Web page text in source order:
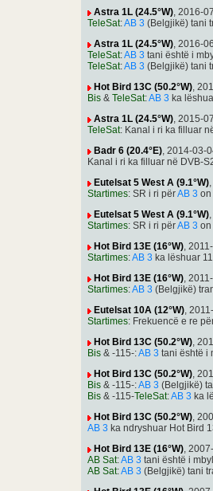
Astra 1L (24.5°W), 2016-
TeleSat:AB 3 (Belgjikë) tani
Astra 1L (24.5°W), 2016-
TeleSat:AB 3 tani është i
TeleSat:AB 3 (Belgjikë) tani
Hot Bird 13C (50.2°W),
Bis & TeleSat:AB 3 ka
Astra 1L (24.5°W), 2015-
TeleSat: Kanal i ri ka filluar
Badr 6 (20.4°E), 2014-03-
Kanal i ri ka filluar në DVB-
Eutelsat 5 West A (9.1°W)
Startimes: SR i ri përAB 3 on
Eutelsat 5 West A (9.1°W)
Startimes: SR i ri përAB 3 on
Hot Bird 13E (16°W),
Startimes:AB 3 ka lëshuar
Hot Bird 13E (16°W),
Startimes:AB 3 (Belgjikë)
Eutelsat 10A (12°W),
Startimes: Frekuencë e re
Hot Bird 13C (50.2°W),
Bis & -115-:AB 3 tani është i
Hot Bird 13C (50.2°W),
Bis & -115-:AB 3 (Belgjikë)
Bis & -115-TeleSat:AB 3 ka
Hot Bird 13C (50.2°W),
AB 3 ka ndryshuar Hot Bird
Hot Bird 13E (16°W),
AB Sat:AB 3 tani është i
AB Sat:AB 3 (Belgjikë) tani